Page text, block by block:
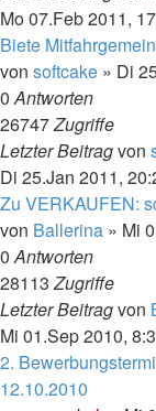
Mo 07.Feb 2011,
Biete
von softcake » Di
0Antworten
26747Zugriffe
Letzter Beitragvon
Di 25.Jan 2011,
Zu VERKAUFEN:
von Ballerina » Mi
0Antworten
28113Zugriffe
Letzter Beitragvon
Mi 01.Sep 2010,
2.
12.10.2010